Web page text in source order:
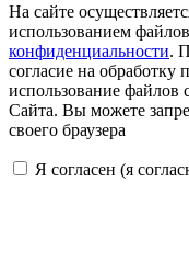
На сайте
использованием
конфиденциальности.
согласие на
использование файлов
Сайта. Вы можете
своего браузера
Я согласен (я